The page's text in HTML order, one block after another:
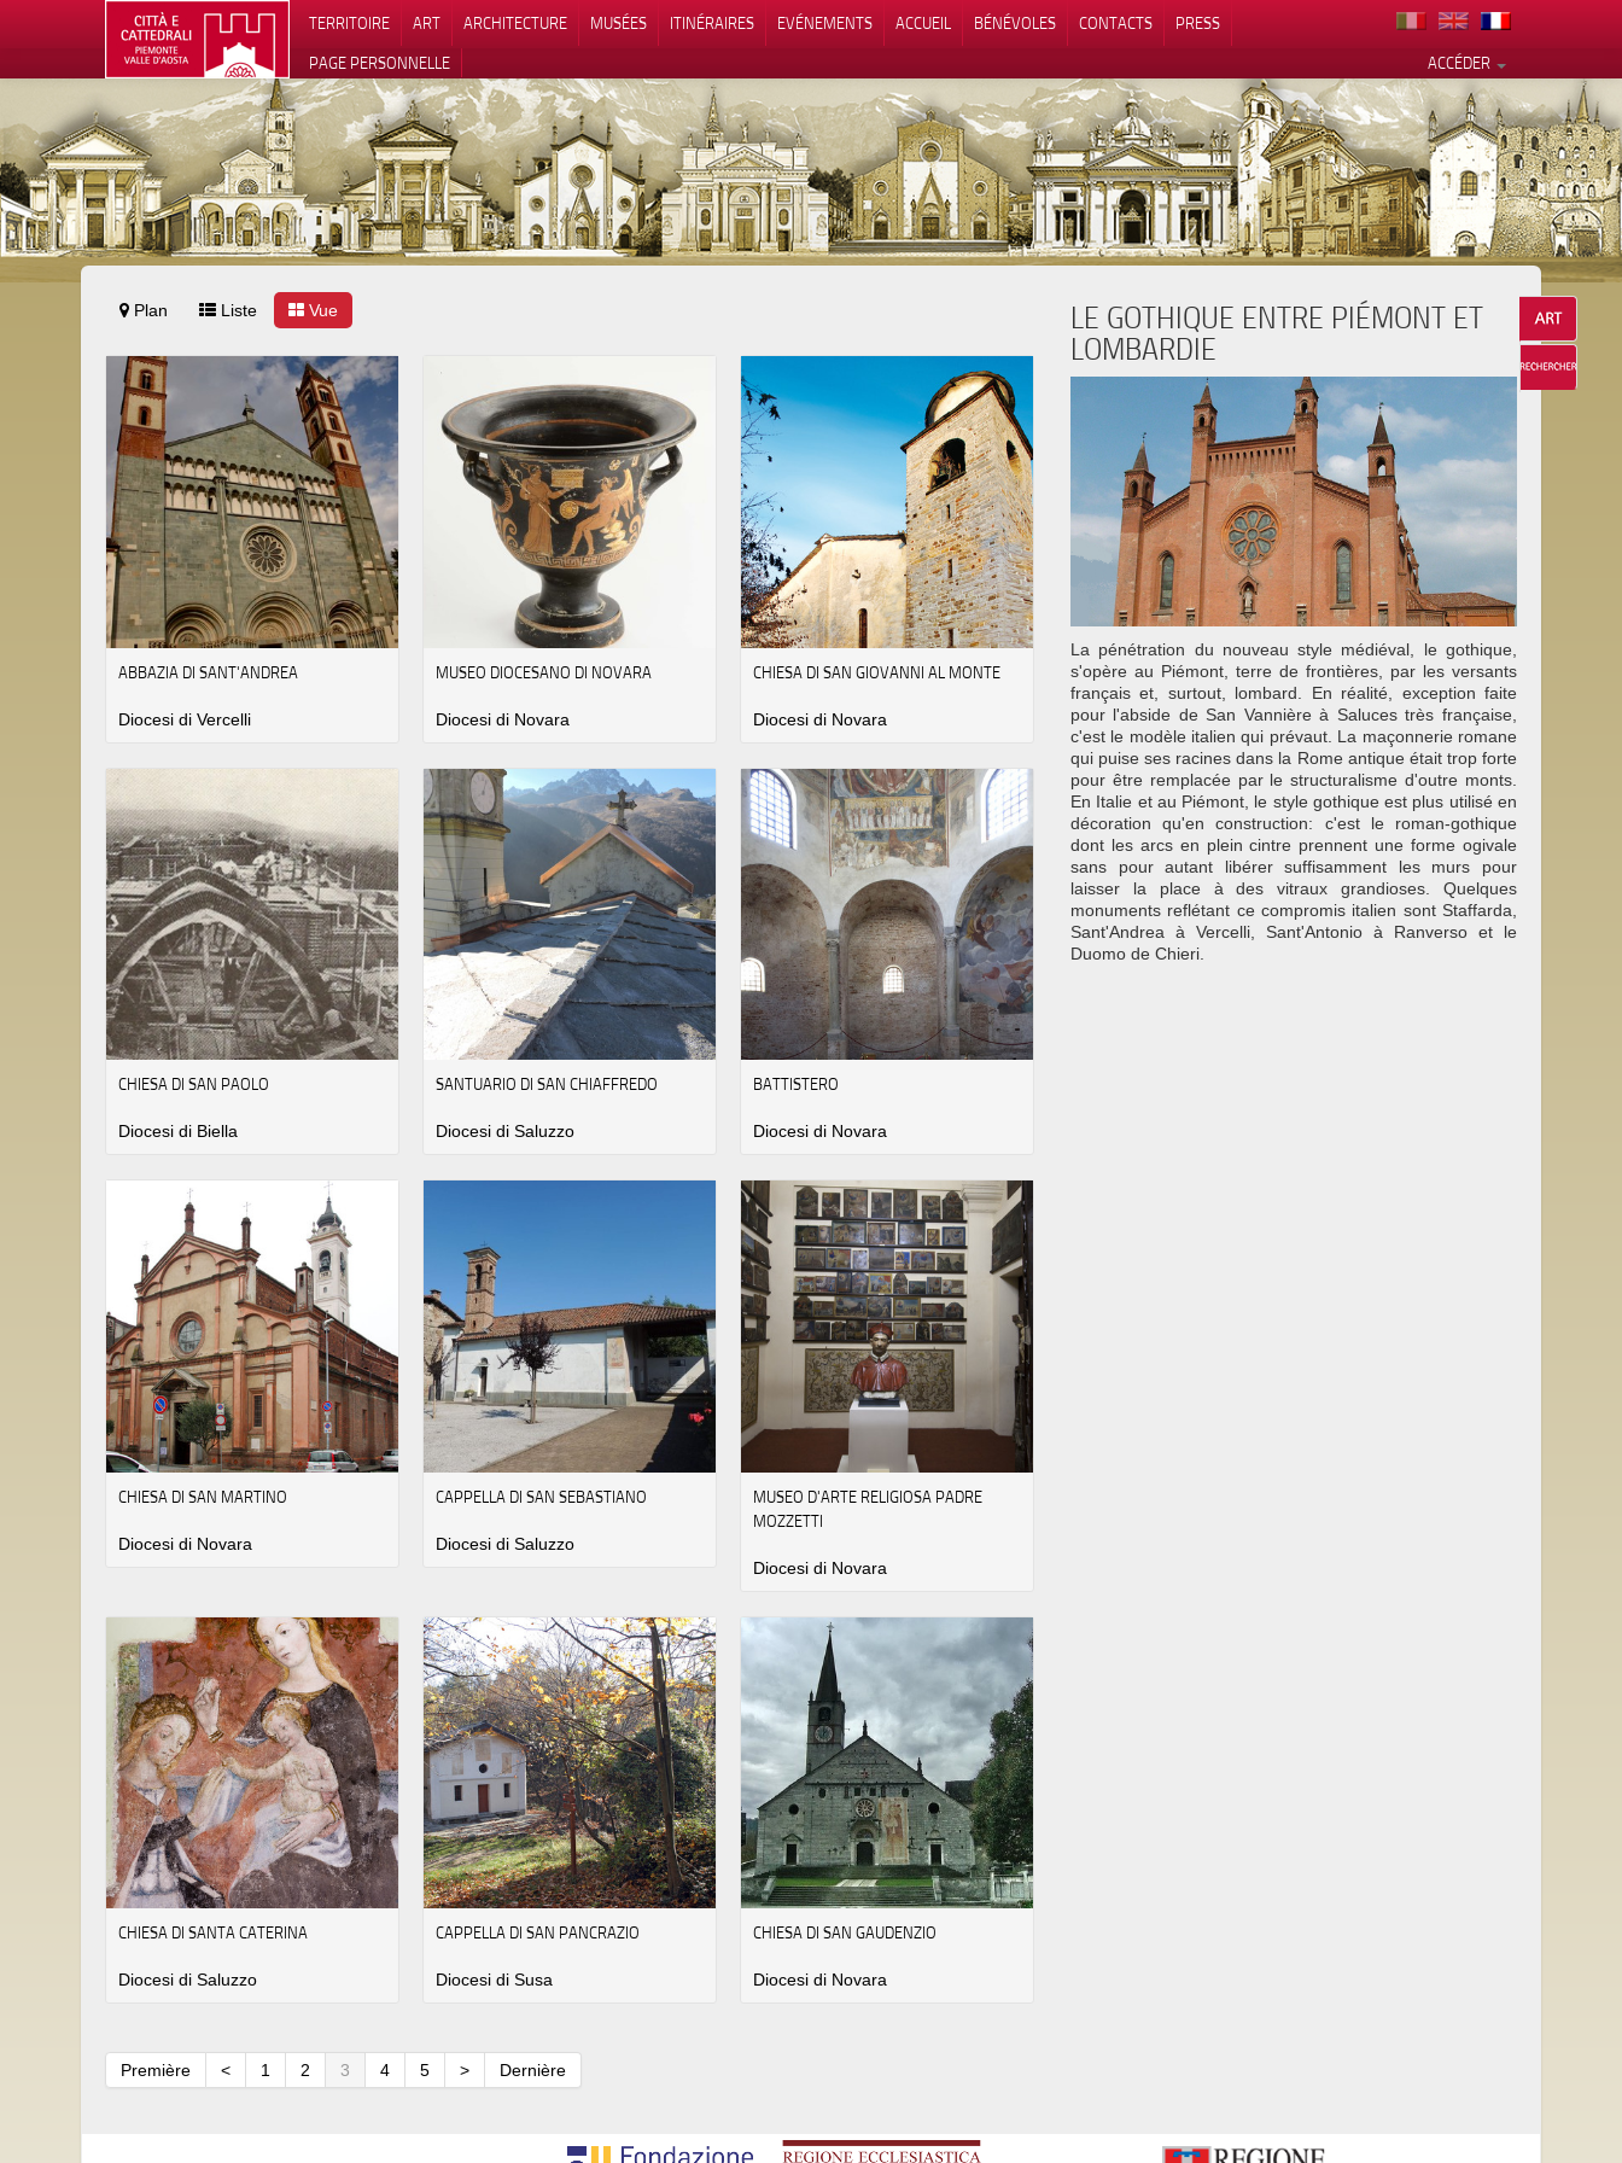
TERRITOIRE ART ARCHITECTURE MUSÉES ITINÉRAIRES EVÉNEMENTS ACCUEIL BÉNÉVOLES CONTACTS
PRESS
ACCÉDER
PAGE PERSONNELLE
Plan Liste Vue
ABBAZIA DI SANT'ANDREA
Diocesi di Vercelli
MUSEO DIOCESANO DI NOVARA
Diocesi di Novara
CHIESA DI SAN GIOVANNI AL MONTE
Diocesi di Novara
CHIESA DI SAN PAOLO
Diocesi di Biella
SANTUARIO DI SAN CHIAFFREDO
Diocesi di Saluzzo
BATTISTERO
Diocesi di Novara
CHIESA DI SAN MARTINO
Diocesi di Novara
CAPPELLA DI SAN SEBASTIANO
Diocesi di Saluzzo
MUSEO D'ARTE RELIGIOSA PADRE
MOZZETTI
Diocesi di Novara
CHIESA DI SANTA CATERINA
Diocesi di Saluzzo
CAPPELLA DI SAN PANCRAZIO
Diocesi di Susa
CHIESA DI SAN GAUDENZIO
Diocesi di Novara
Première < 1 2 3 4 5 > Dernière
LE GOTHIQUE ENTRE PIÉMONT ET
LOMBARDIE
La pénétration du nouveau style médiéval, le gothique,
s'opère au Piémont, terre de frontières, par les versants
français et, surtout, lombard. En réalité, exception faite
pour l'abside de San Vannière à Saluces très française,
c'est le modèle italien qui prévaut. La maçonnerie romane
qui puise ses racines dans la Rome antique était trop forte
pour être remplacée par le structuralisme d'outre monts.
En Italie et au Piémont, le style gothique est plus utilisé en
décoration qu'en construction: c'est le roman-gothique
dont les arcs en plein cintre prennent une forme ogivale
sans pour autant libérer suffisamment les murs pour
laisser la place à des vitraux grandioses. Quelques
monuments reflétant ce compromis italien sont Staffarda,
Sant'Andrea à Vercelli, Sant'Antonio à Ranverso et le
Duomo de Chieri.
Vos choix en matière de confidentialité